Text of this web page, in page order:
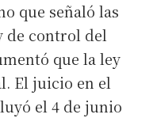
que señaló las
de control del
que la ley
El juicio en el
el 4 de junio